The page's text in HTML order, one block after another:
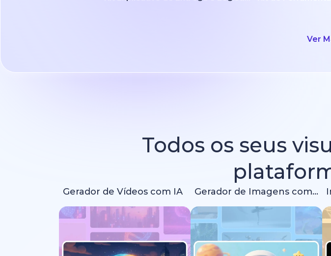
Ver
Todos os seus
Gerador de Vídeos com IA Gerador de Imagens com IA